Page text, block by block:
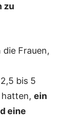
zu
die Frauen,
bis 5
hatten, ein
eine